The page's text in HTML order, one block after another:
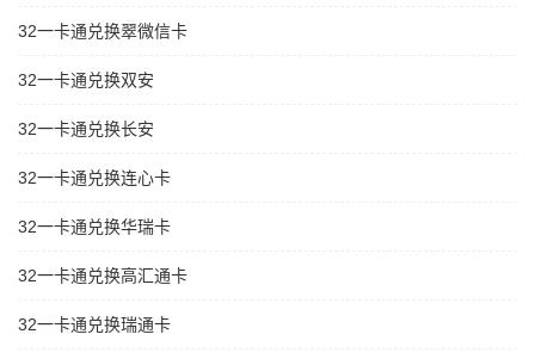
32一卡通兑换翠微信卡
32一卡通兑换双安
32一卡通兑换长安
32一卡通兑换连心卡
32一卡通兑换华瑞卡
32一卡通兑换高汇通卡
32一卡通兑换瑞通卡